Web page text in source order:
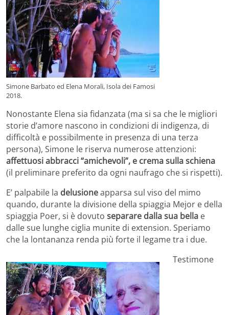
Simone Barbato ed Elena Morali, Isola dei Famosi
2018.
Nonostante Elena sia fidanzata (ma si sa che le migliori
storie d’amore nascono in condizioni di indigenza, di
difficoltà e possibilmente in presenza di una terza
persona), Simone le riserva numerose attenzioni:
affettuosi abbracci “amichevoli”, e crema sulla schiena
(il preliminare preferito da ogni naufrago che si rispetti).
E’ palpabile la delusioneapparsa sul viso del mimo
quando, durante la divisione della spiaggia Mejor e della
spiaggia Poer, si è dovuto separare dalla sua bella e
dalle sue lunghe ciglia munite di extension. Speriamo
che la lontananza renda più forte il legame tra i due.
Testimone